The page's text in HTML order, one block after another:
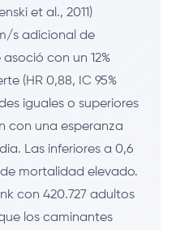
et al., 2011)
s adicional de
con un 12%
(HR 0,88, IC 95%
iguales o superiores
con una esperanza
Las inferiores a 0,6
mortalidad elevado.
con 420.727 adultos
los caminantes